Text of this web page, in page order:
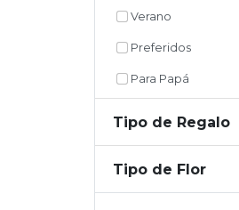
Verano
Preferidos
Para Papá
Tipo de Regalo
Tipo de Flor